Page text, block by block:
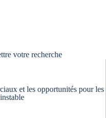
votre recherche
et les opportunités pour les